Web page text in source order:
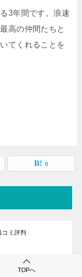
3年間です。浪速
高の仲間たちと
てくれることを
0
ミ評判
TOPへ